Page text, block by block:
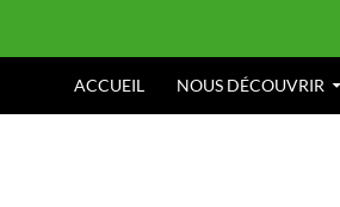
ACCUEIL NOUS DÉCOUVRIR